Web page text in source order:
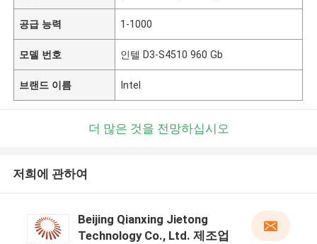
공급 능력 1-1000
모델 번호 인텔 D3-S4510 960 Gb
브랜드 이름 Intel
더 많은 것을 전망하십시오
저희에 관하여
Beijing Qianxing Jietong
Technology Co., Ltd. 제조업